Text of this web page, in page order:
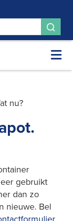
nu?
gebruikt
dan zo
nieuwe. Bel